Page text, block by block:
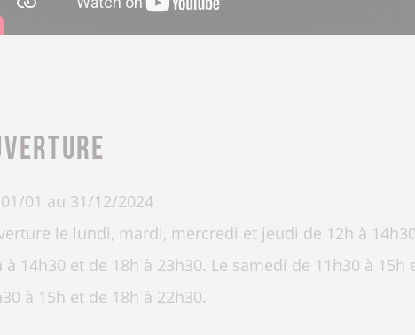
01 au 31/12/2024
le lundi, mardi, mercredi et jeudi de 12h à
à 14h30 et de 18h à 23h30. Le samedi de 11h30 à
à 15h et de 18h à 22h30.